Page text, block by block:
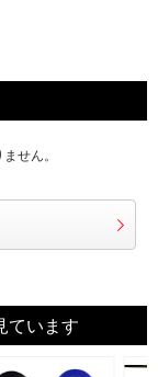
せん。
ています